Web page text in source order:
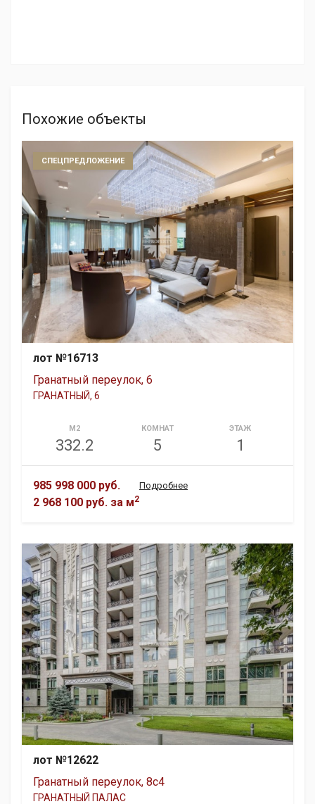
Похожие объекты
СПЕЦПРЕДЛОЖЕНИЕ
лот №16713
Гранатный переулок, 6
ГРАНАТНЫЙ, 6
М2
332.2
КОМНАТ
5
ЭТАЖ
1
985 998 000 руб.
2 968 100 руб. за м2
Подробнее
лот №12622
Гранатный переулок, 8с4
ГРАНАТНЫЙ ПАЛАС